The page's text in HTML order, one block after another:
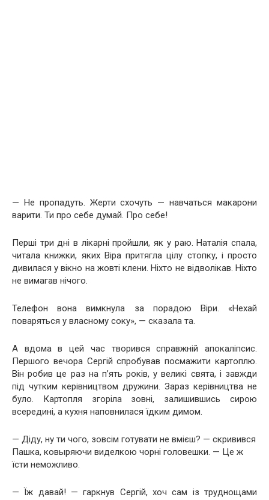
— Не пропадуть. Жерти схочуть — навчаться макарони
варити. Ти про себе думай. Про себе!
Перші три дні в лікарні пройшли, як у раю. Наталія спала,
читала книжки, яких Віра притягла цілу стопку, і просто
дивилася у вікно на жовті клени. Ніхто не відволікав. Ніхто
не вимагав нічого.
Телефон вона вимкнула за порадою Віри. «Нехай
поваряться у власному соку», — сказала та.
А вдома в цей час творився справжній апокаліпсис.
Першого вечора Сергій спробував посмажити картоплю.
Він робив це раз на п’ять років, у великі свята, і завжди
під чутким керівництвом дружини. Зараз керівництва не
було. Картопля згоріла зовні, залишившись сирою
всередині, а кухня наповнилася їдким димом.
— Діду, ну ти чого, зовсім готувати не вмієш? — скривився
Пашка, ковыряючи виделкою чорні головешки. — Це ж
їсти неможливо.
— Їж давай! — гаркнув Сергій, хоч сам із труднощами